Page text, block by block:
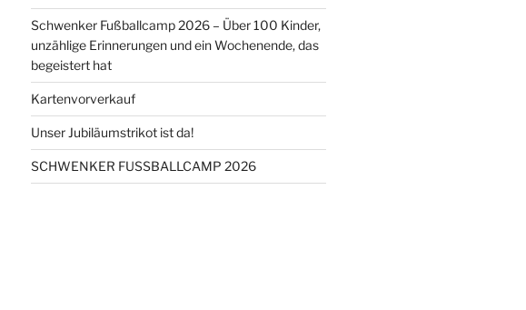
Schwenker Fußballcamp 2026 – Über 100 Kinder,
unzählige Erinnerungen und ein Wochenende, das
begeistert hat
Kartenvorverkauf
Unser Jubiläumstrikot ist da!
SCHWENKER FUSSBALLCAMP 2026